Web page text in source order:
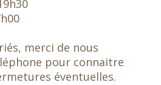
merci de nous
pour connaitre
éventuelles.